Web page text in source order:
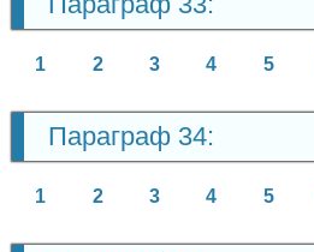
1 2 3 4 5
Параграф 34:
1 2 3 4 5